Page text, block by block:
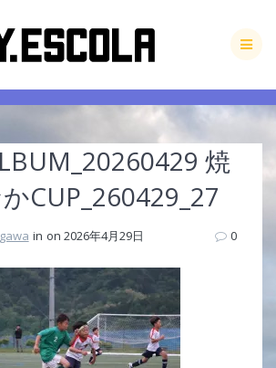
to
content
焼
CUP_260429_27
in on 2026年4月29日 0